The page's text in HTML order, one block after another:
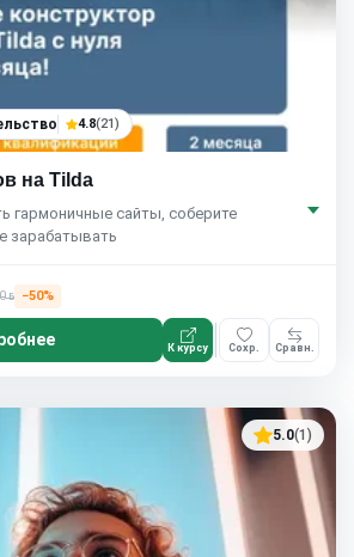
4.8(21)
на Tilda
гармоничные сайты, соберите
зарабатывать
ƃ −50%
К курсу Сохр. Сравн.
5.0(1)